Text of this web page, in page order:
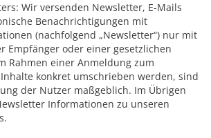
Wir versenden Newsletter, E-Mails
Benachrichtigungen mit
(nachfolgend „Newsletter“) nur mit
Empfänger oder einer gesetzlichen
Rahmen einer Anmeldung zum
konkret umschrieben werden, sind
der Nutzer maßgeblich. Im Übrigen
Informationen zu unseren